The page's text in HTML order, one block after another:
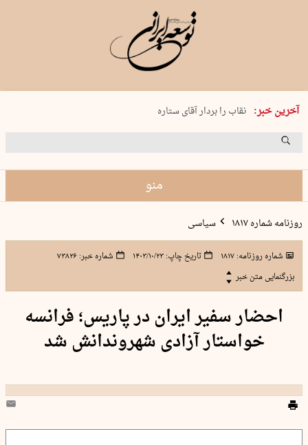
آخرین خبر:
پنجشنبه 15 مرداد 1405 شماره 2243
نقاب را بردار آقای ستاره
کدام فوتبال؟
منو
روزنامه شماره ۱۸۱۷ سیاسی
شماره روزنامه:۱۸۱۷ تاریخ چاپ:۱۴۰۳/۱۰/۲۳ شماره خبر:۷۳۸۲۶
بزرگنمایی متن خبر
احضار سفیر ایران در پاریس؛ فرانسه
خواستار آزادی شهروندانش شد